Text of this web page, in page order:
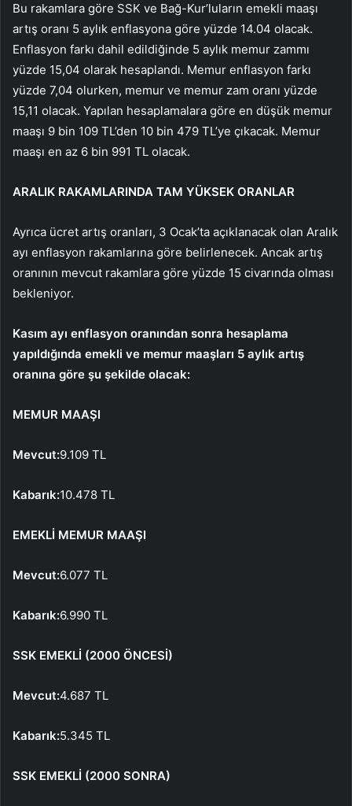
Bu rakamlara göre SSK ve Bağ-Kur’luların emekli maaşı
artış oranı 5 aylık enflasyona göre yüzde 14.04 olacak.
Enflasyon farkı dahil edildiğinde 5 aylık memur zammı
yüzde 15,04 olarak hesaplandı. Memur enflasyon farkı
yüzde 7,04 olurken, memur ve memur zam oranı yüzde
15,11 olacak. Yapılan hesaplamalara göre en düşük memur
maaşı 9 bin 109 TL’den 10 bin 479 TL’ye çıkacak. Memur
maaşı en az 6 bin 991 TL olacak.
ARALIK RAKAMLARINDA TAM YÜKSEK ORANLAR
Ayrıca ücret artış oranları, 3 Ocak’ta açıklanacak olan Aralık
ayı enflasyon rakamlarına göre belirlenecek. Ancak artış
oranının mevcut rakamlara göre yüzde 15 civarında olması
bekleniyor.
Kasım ayı enflasyon oranından sonra hesaplama
yapıldığında emekli ve memur maaşları 5 aylık artış
oranına göre şu şekilde olacak:
MEMUR MAAŞI
Mevcut:9.109 TL
Kabarık:10.478 TL
EMEKLİ MEMUR MAAŞI
Mevcut:6.077 TL
Kabarık:6.990 TL
SSK EMEKLİ (2000 ÖNCESİ)
Mevcut:4.687 TL
Kabarık:5.345 TL
SSK EMEKLİ (2000 SONRA)